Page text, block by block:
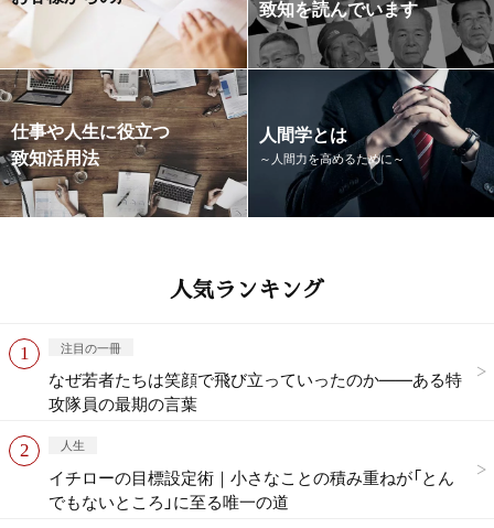
致知を読んでいます
仕事や人生に役立つ
致知活用法
人間学とは
～人間力を高めるために～
人気ランキング
注目の一冊
なぜ若者たちは笑顔で飛び立っていったのか——ある特
攻隊員の最期の言葉
人生
イチローの目標設定術｜小さなことの積み重ねが「とん
でもないところ」に至る唯一の道